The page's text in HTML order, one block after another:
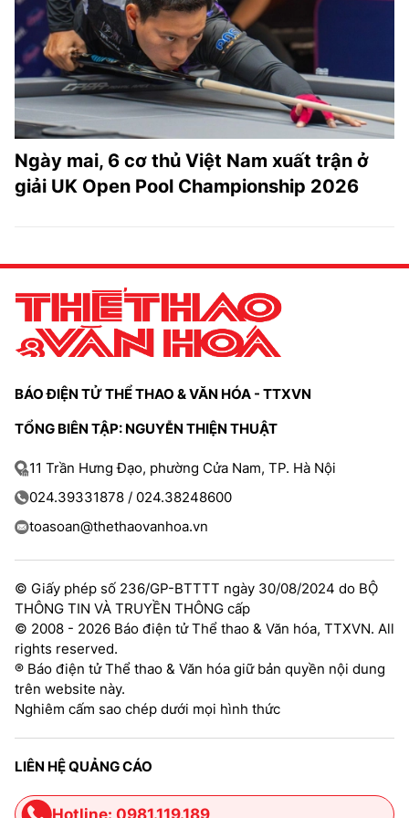
TRA CỨU PHƯỜNG XÃ
CỐNG HIẾN
BÙI XUÂN PHÁI
TIỆN ÍCH
LIÊN HỆ QUẢNG CÁO
Điện thoại: 024.38254756
MẠNG XÃ HỘI
Ngày mai, 6 cơ thủ Việt Nam xuất trận ở
giải UK Open Pool Championship 2026
BÁO ĐIỆN TỬ THỂ THAO & VĂN HÓA - TTXVN
TỔNG BIÊN TẬP: NGUYỄN THIỆN THUẬT
11 Trần Hưng Đạo, phường Cửa Nam, TP. Hà Nội
024.39331878 / 024.38248600
toasoan@thethaovanhoa.vn
© Giấy phép số 236/GP-BTTTT ngày 30/08/2024 do BỘ
THÔNG TIN VÀ TRUYỀN THÔNG cấp
© 2008 - 2026 Báo điện tử Thể thao & Văn hóa, TTXVN. All
rights reserved.
® Báo điện tử Thể thao & Văn hóa giữ bản quyền nội dung
trên website này.
Nghiêm cấm sao chép dưới mọi hình thức
LIÊN HỆ QUẢNG CÁO
Hotline: 0981.119.189